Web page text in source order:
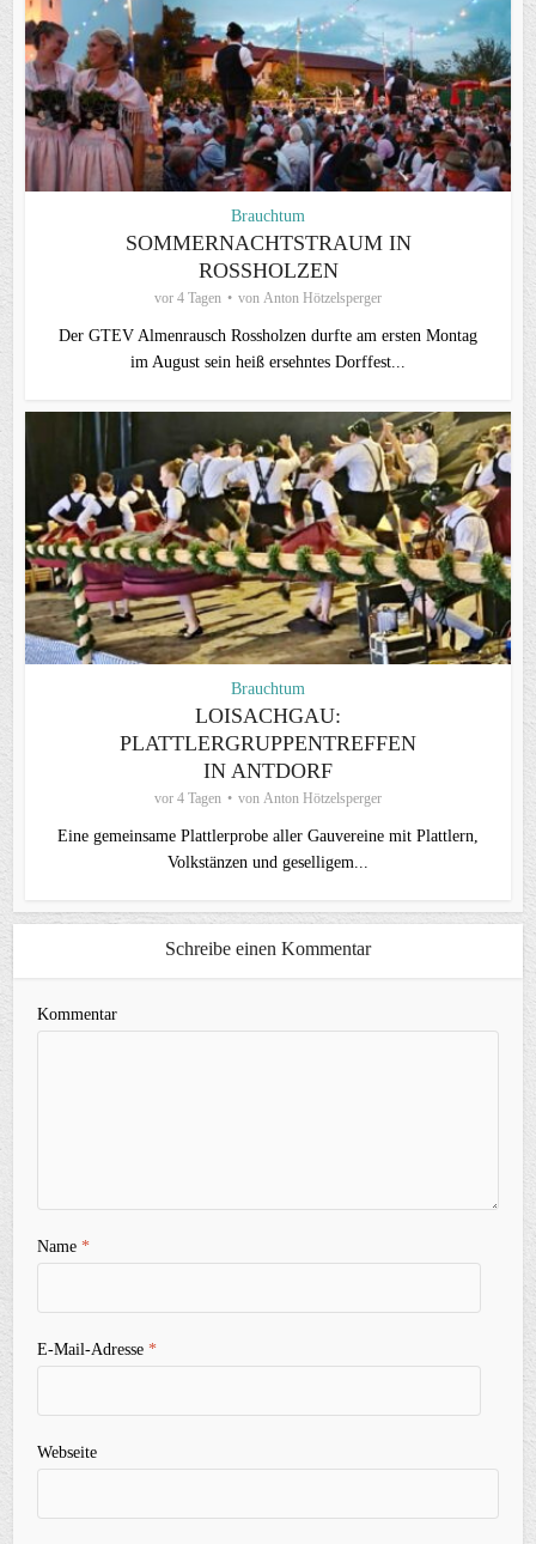
Brauchtum
SOMMERNACHTSTRAUM IN
ROSSHOLZEN
vor 4 Tagen von Anton Hötzelsperger
Der GTEV Almenrausch Rossholzen durfte am ersten Montag
im August sein heiß ersehntes Dorffest...
Brauchtum
LOISACHGAU:
PLATTLERGRUPPENTREFFEN
IN ANTDORF
vor 4 Tagen von Anton Hötzelsperger
Eine gemeinsame Plattlerprobe aller Gauvereine mit Plattlern,
Volkstänzen und geselligem...
Schreibe einen Kommentar
Kommentar
Name*
E-Mail-Adresse*
Webseite